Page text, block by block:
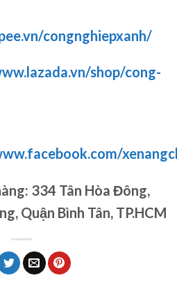
congnghiepxanh/
shop/cong-
334 Tân Hòa Đông,
Quận Bình Tân, TP.HCM